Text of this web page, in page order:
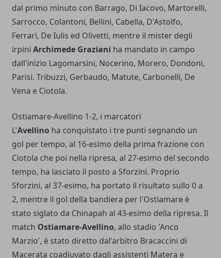
dal primo minuto con Barrago, Di Iacovo, Martorelli,
Sarrocco, Colantoni, Bellini, Cabella, D'Astolfo,
Ferrari, De Iulis ed Olivetti, mentre il mister degli
irpini Archimede Graziani ha mandato in campo
dall'inizio Lagomarsini, Nocerino, Morero, Dondoni,
Parisi. Tribuzzi, Gerbaudo, Matute, Carbonelli, De
Vena e Ciotola.
Ostiamare-Avellino 1-2, i marcatori
L'Avellino ha conquistato i tre punti segnando un
gol per tempo, al 16-esimo della prima frazione con
Ciotola che poi nella ripresa, al 27-esimo del secondo
tempo, ha lasciato il posto a Sforzini. Proprio
Sforzini, al 37-esimo, ha portato il risultato sullo 0 a
2, mentre il gol della bandiera per l'Ostiamare è
stato siglato da Chinapah al 43-esimo della ripresa. Il
match Ostiamare-Avellino, allo stadio 'Anco
Marzio', è stato diretto dal'arbitro Bracaccini di
Macerata coadiuvato dagli assistenti Matera e